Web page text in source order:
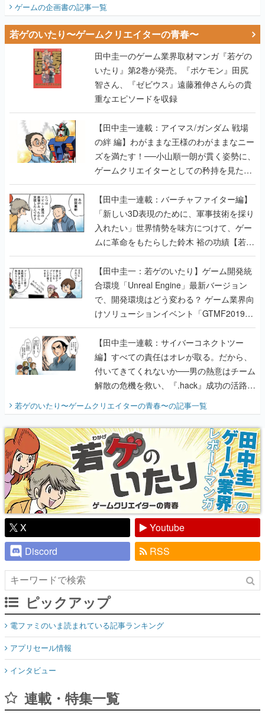
ゲームの企画書の記事一覧
若ゲのいたり〜ゲームクリエイターの青春〜
田中圭一のゲーム業界取材マンガ『若ゲの
いたり』第2巻が発売。『ポケモン』田尻
智さん、『ゼビウス』遠藤雅伸さんらの貴
重なエピソードを収録
【田中圭一連載：アイマス/ガンダム 戦場
の絆 編】わがままな王様のわがままなニー
ズを満たす！──小山順一朗が貫く姿勢に、
ゲームクリエイターとしての矜持を見た
【若ゲのいたり最終回】
【田中圭一連載：バーチャファイター編】
「新しい3D表現のために、軍事技術を採り
入れたい」世界情勢を味方につけて、ゲー
ムに革命をもたらした鈴木 裕の功績【若ゲ
のいたり】
【田中圭一：若ゲのいたり】ゲーム開発統
合環境「Unreal Engine」最新バージョン
で、開発環境はどう変わる？ ゲーム業界向
けソリューションイベント「GTMF2019」
に行って、より理解を深めよう【PR】
【田中圭一連載：サイバーコネクトツー
編】すべての責任はオレが取る。だから、
付いてきてくれないか──男の熱意はチーム
解散の危機を救い、『.hack』成功の活路を
『少年ジャンプ』色だった【若ゲのいた
り】
若ゲのいたり〜ゲームクリエイターの青春〜の記事一覧
X
Youtube
Discord
RSS
ピックアップ
電ファミのいま読まれている記事ランキング
アプリセール情報
インタビュー
連載・特集一覧